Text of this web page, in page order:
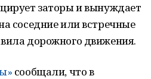
заторы и вынуждает
соседние или встречные
дорожного движения.
сообщали, что в